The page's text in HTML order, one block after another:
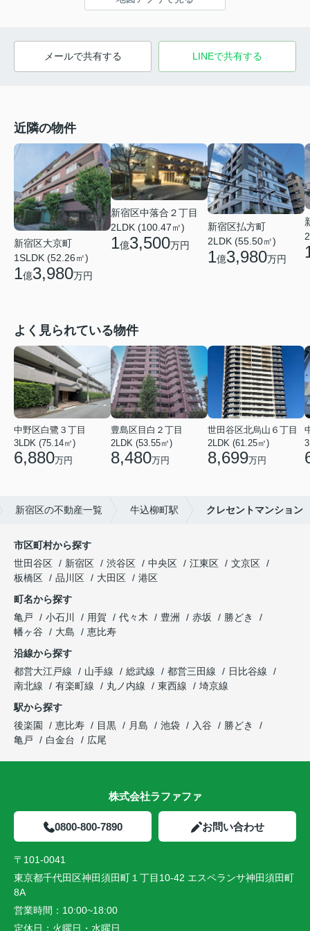
メールで共有する LINEで共有する
近隣の物件
新宿区大京町
1SLDK (52.26㎡)
1億3,980万円
新宿区中落合２丁目
2LDK (100.47㎡)
1億3,500万円
新宿区払方町
2LDK (55.50㎡)
1億3,980万円
よく見られている物件
中野区白鷺３丁目
3LDK (75.14㎡)
6,880万円
豊島区目白２丁目
2LDK (53.55㎡)
8,480万円
世田谷区北烏山６丁目
2LDK (61.25㎡)
8,699万円
新宿区の不動産一覧 牛込柳町駅 クレセントマンション
市区町村から探す
世田谷区
新宿区 渋谷区 中央区 江東区
文京区
板橋区
品川区 大田区
港区
町名から探す
亀戸
小石川 用賀 代々木 豊洲 赤坂
勝どき
幡ヶ谷
大島
恵比寿
沿線から探す
都営大江戸線
山手線 総武線 都営三田線
日比谷線
南北線
有楽町線 丸ノ内線 東西線
埼京線
駅から探す
後楽園
恵比寿 目黒 月島 池袋 入谷
勝どき
亀戸
白金台 広尾
株式会社ラファファ
0800-800-7890 お問い合わせ
〒101-0041
東京都千代田区神田須田町１丁目10-42 エスペランサ神田須田町
8A
営業時間： 10:00~18:00
定休日： 火曜日・水曜日